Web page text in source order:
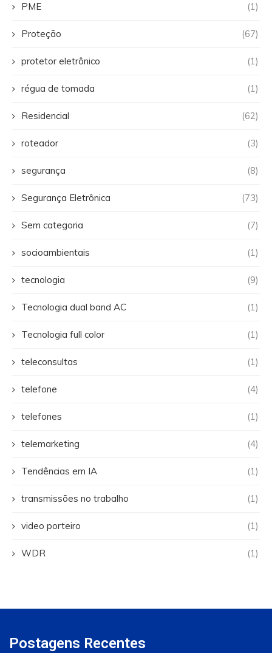
PME (1)
Proteção (67)
protetor eletrônico (1)
régua de tomada (1)
Residencial (62)
roteador (3)
segurança (8)
Segurança Eletrônica (73)
Sem categoria (7)
socioambientais (1)
tecnologia (9)
Tecnologia dual band AC (1)
Tecnologia full color (1)
teleconsultas (1)
telefone (4)
telefones (1)
telemarketing (4)
Tendências em IA (1)
transmissões no trabalho (1)
video porteiro (1)
WDR (1)
Postagens Recentes